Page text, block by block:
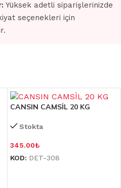
Yüksek adetli siparişlerinizde
seçenekleri için
CANSIN CAMSİL 20 KG
Stokta
345.00₺
KOD: DET-308